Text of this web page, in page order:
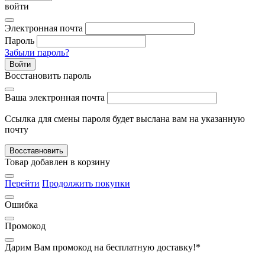
войти
Электронная почта
Пароль
Забыли пароль?
Войти
Восстановить пароль
Ваша электронная почта
Ссылка для смены пароля будет выслана вам на указанную
почту
Восставновить
Товар добавлен в корзину
Перейти Продолжить покупки
Ошибка
Промокод
Дарим Вам промокод на бесплатную доставку!*